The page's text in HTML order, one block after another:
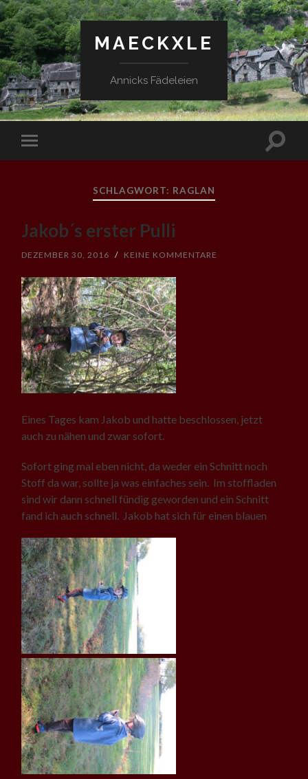
MAECKXLE
Annicks Fädeleien
Mobile-
Menü
SCHLAGWORT: RAGLAN
Jakob´s erster Pulli
DEZEMBER 30, 2016 / KEINE KOMMENTARE
Eines Tages kam Jakob und hatte beschlossen, jetzt
auch zu nähen und zwar sofort.
Sofort ging mal eben nicht, da weder ein Schnitt noch
Stoff da war, sollte ja was einfaches sein. Im stoffladen
sind wir dann schnell fündig geworden und ein Schnitt
fand ich auch schnell. Jakob hat sich für einen blauen